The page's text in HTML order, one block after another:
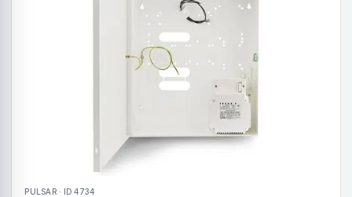
PULSAR · ID 4734